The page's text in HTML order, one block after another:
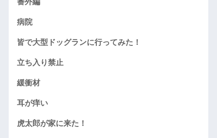
病院
皆で大型ドッグランに行ってみた！
立ち入り禁止
緩衝材
耳が痒い
虎太郎が家に来た！